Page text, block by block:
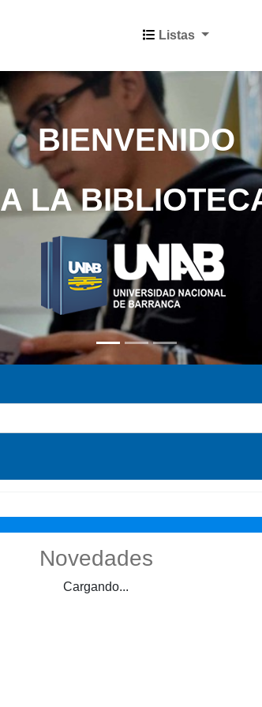
Listas
BIENVENIDO
A LA
Novedades
Cargando...